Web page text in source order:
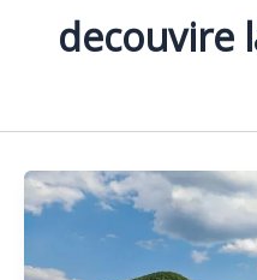
decouvire